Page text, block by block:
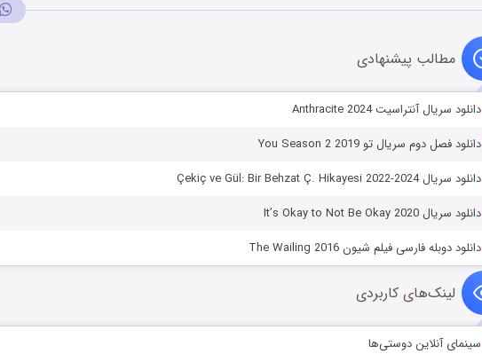
مطالب پیشنهادی
دانلود سریال آنتراسیت Anthracite 2024
دانلود فصل دوم سریال تو You Season 2 2019
دانلود سریال Çekiç ve Gül: Bir Behzat Ç. Hikayesi 2022-2024
دانلود سریال It’s Okay to Not Be Okay 2020
دانلود دوبله فارسی فیلم شیون The Wailing 2016
لینک‌های کاربردی
سینمای آنلاین دوستی‌ها